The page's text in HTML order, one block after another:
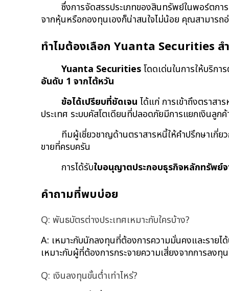
ซึ่งการจัดสรรประเภทของสินทรัพย์ในพอร์ตก
จากหุ้นหรือกองทุนเองก็น่าสนใจไม่น้อย คุณสามาร
ทำไมต้องเลือก Yuanta Securities
Yuanta Securities โดดเด่นในการให้บริก
อันดับ 1 จากไต้หวัน
ข้อได้เปรียบที่ชัดเจน ได้แก่ การเข้าถึงตรา
ประเทศ ระบบคัสโตเดียนที่ปลอดภัยมีการแยกเงินลู
ทีมผู้เชี่ยวชาญด้านตราสารหนี้ให้คำปรึกษาเกี่
ขายที่ครบครัน
การได้รับใบอนุญาตประกอบธุรกิจหลักทรัพย์
คำถามที่พบบ่อย
Q: พันธบัตรต่างประเทศเหมาะกับใครบ้าง?
A: เหมาะกับนักลงทุนที่ต้องการความมั่นคงและรายไ
เหมาะกับผู้ที่ต้องการกระจายความเสี่ยงจากการลงทุ
Q: เงินลงทุนขั้นต่ำเท่าไหร่?